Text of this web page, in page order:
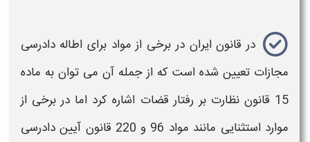
در قانون ایران در برخی از مواد برای اطاله دادرسی
مجازات تعیین شده است که از جمله آن می توان به ماده
15 قانون نظارت بر رفتار قضات اشاره کرد اما در برخی از
موارد استثنایی مانند مواد 96 و 220 قانون آیین
دادرسی